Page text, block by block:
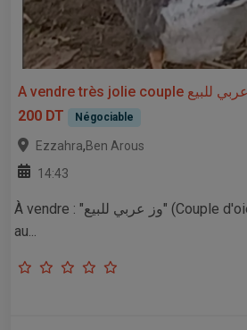
200 DT
Négociable
Ezzahra,Ben Arous
14:43
​À vendre : "وز عربي للبيع" (Couple d'oies) ​À gauche : Une oie
au...